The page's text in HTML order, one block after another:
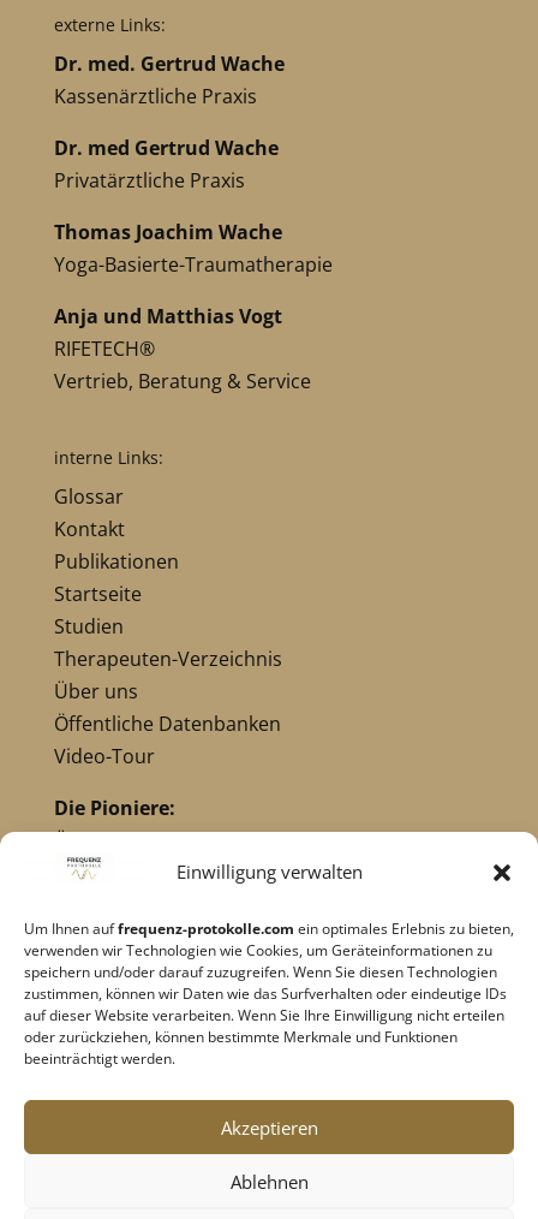
Einwilligung verwalten
Um Ihnen auffrequenz-protokolle.com ein optimales Erlebnis zu bieten,
verwenden wir Technologien wie Cookies, um Geräteinformationen zu
speichern und/oder darauf zuzugreifen. Wenn Sie diesen Technologien
zustimmen, können wir Daten wie das Surfverhalten oder eindeutige IDs
auf dieser Website verarbeiten. Wenn Sie Ihre Einwilligung nicht erteilen
oder zurückziehen, können bestimmte Merkmale und Funktionen
beeinträchtigt werden.
Akzeptieren
Ablehnen
externe Links:
Dr. med. Gertrud Wache
Kassenärztliche Praxis
Dr. med Gertrud Wache
Privatärztliche Praxis
Thomas Joachim Wache
Yoga-Basierte-Traumatherapie
Anja und Matthias Vogt
RIFETECH®
Vertrieb, Beratung & Service
interne Links:
Glossar
Kontakt
Publikationen
Startseite
Studien
Therapeuten-Verzeichnis
Über uns
Öffentliche Datenbanken
Video-Tour
Die Pioniere:
Übersicht Pioniere
Nikola Tesla
Dr. Hulda Clark
Robert C. Beck
Georges Lakhovsky
verwandte Pioniere
Datenschutz
Cookie-Richtlinie|AGB's